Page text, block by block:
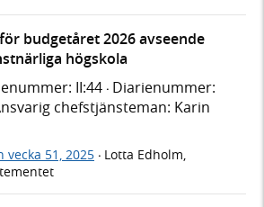
budgetåret 2026 avseende
högskola
II:44 · Diarienummer:
chefstjänsteman: Karin
vecka 51, 2025 · Lotta Edholm,